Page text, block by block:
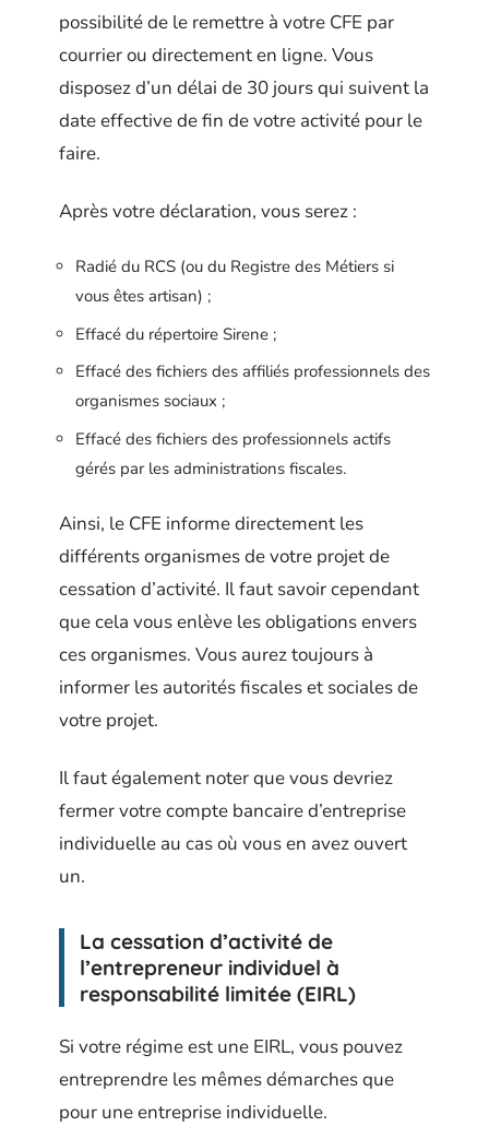
possibilité de le remettre à votre CFE par
courrier ou directement en ligne. Vous
disposez d’un délai de 30 jours qui suivent la
date effective de fin de votre activité pour le
faire.
Après votre déclaration, vous serez :
Radié du RCS (ou du Registre des Métiers si
vous êtes artisan) ;
Effacé du répertoire Sirene ;
Effacé des fichiers des affiliés professionnels des
organismes sociaux ;
Effacé des fichiers des professionnels actifs
gérés par les administrations fiscales.
Ainsi, le CFE informe directement les
différents organismes de votre projet de
cessation d’activité. Il faut savoir cependant
que cela vous enlève les obligations envers
ces organismes. Vous aurez toujours à
informer les autorités fiscales et sociales de
votre projet.
Il faut également noter que vous devriez
fermer votre compte bancaire d’entreprise
individuelle au cas où vous en avez ouvert
un.
La cessation d’activité de
l’entrepreneur individuel à
responsabilité limitée (EIRL)
Si votre régime est une EIRL, vous pouvez
entreprendre les mêmes démarches que
pour une entreprise individuelle.